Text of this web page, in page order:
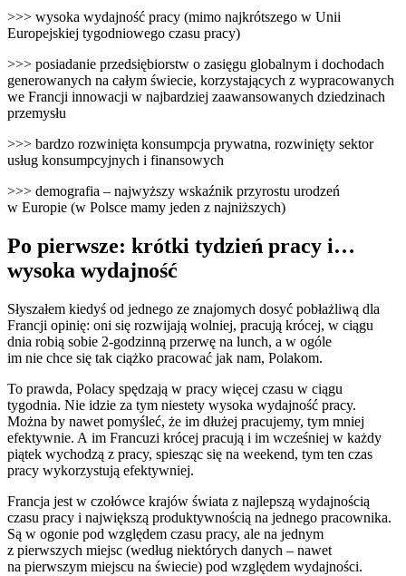
>>> wysoka wydajność pracy (mimo najkrótszego w Unii
Europejskiej tygodniowego czasu pracy)
>>> posiadanie przedsiębiorstw o zasięgu globalnym i dochodach
generowanych na całym świecie, korzystających z wypracowanych
we Francji innowacji w najbardziej zaawansowanych dziedzinach
przemysłu
>>> bardzo rozwinięta konsumpcja prywatna, rozwinięty sektor
usług konsumpcyjnych i finansowych
>>> demografia – najwyższy wskaźnik przyrostu urodzeń
w Europie (w Polsce mamy jeden z najniższych)
Po pierwsze: krótki tydzień pracy i…
wysoka wydajność
Słyszałem kiedyś od jednego ze znajomych dosyć pobłażliwą dla
Francji opinię: oni się rozwijają wolniej, pracują krócej, w ciągu
dnia robią sobie 2-godzinną przerwę na lunch, a w ogóle
im nie chce się tak ciążko pracować jak nam, Polakom.
To prawda, Polacy spędzają w pracy więcej czasu w ciągu
tygodnia. Nie idzie za tym niestety wysoka wydajność pracy.
Można by nawet pomyśleć, że im dłużej pracujemy, tym mniej
efektywnie. A im Francuzi krócej pracują i im wcześniej w każdy
piątek wychodzą z pracy, spiesząc się na weekend, tym ten czas
pracy wykorzystują efektywniej.
Francja jest w czołówce krajów świata z najlepszą wydajnością
czasu pracy i największą produktywnością na jednego pracownika.
Są w ogonie pod względem czasu pracy, ale na jednym
z pierwszych miejsc (według niektórych danych – nawet
na pierwszym miejscu na świecie) pod względem wydajności.